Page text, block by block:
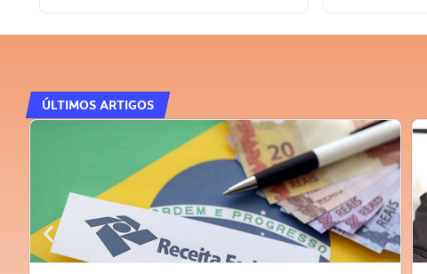
ÚLTIMOS ARTIGOS